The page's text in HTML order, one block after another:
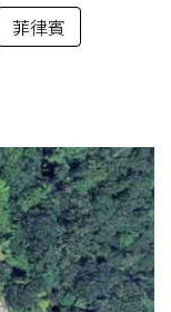
菲律賓